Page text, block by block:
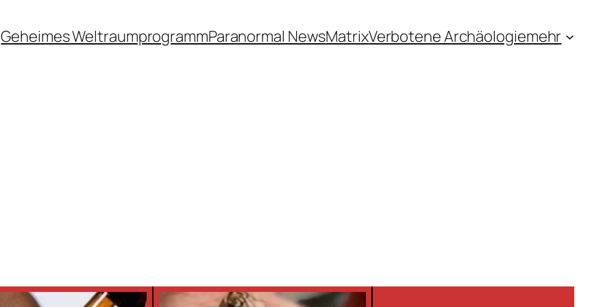
Geheimes WeltraumprogrammParanormal NewsMatrixVerbotene Archäologiemehr